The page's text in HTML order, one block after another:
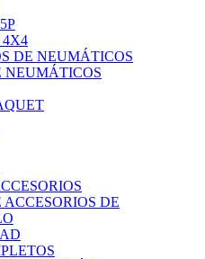
4X4
DE NEUMÁTICOS
NEUMÁTICOS
DE